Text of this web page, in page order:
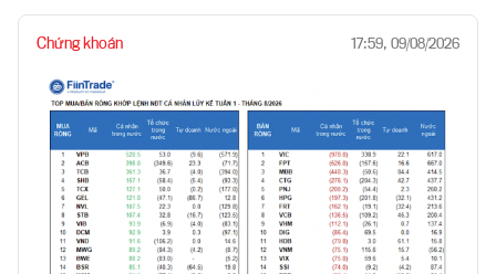
Chứng khoán 17:59, 09/08/2026